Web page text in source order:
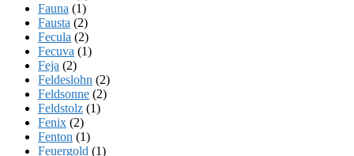
Fauna (1)
Fausta (2)
Fecula (2)
Fecuva (1)
Feja (2)
Feldeslohn (2)
Feldsonne (2)
Feldstolz (1)
Fenix (2)
Fenton (1)
Feuergold (1)